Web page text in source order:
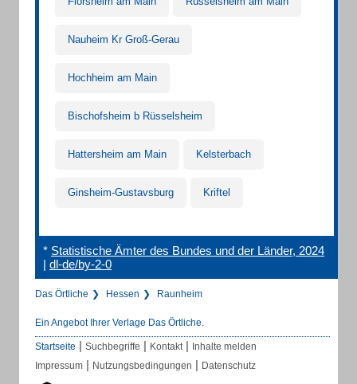
Nauheim Kr Groß-Gerau
Hochheim am Main
Bischofsheim b Rüsselsheim
Hattersheim am Main Kelsterbach
Ginsheim-Gustavsburg Kriftel
* Statistische Ämter des Bundes und der Länder, 2024
| dl-de/by-2-0
Das Örtliche Hessen Raunheim
Ein Angebot Ihrer Verlage Das Örtliche.
Startseite | Suchbegriffe | Kontakt | Inhalte melden
Impressum | Nutzungsbedingungen | Datenschutz